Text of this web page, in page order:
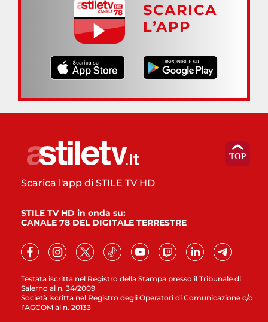
SCARICA
L’APP
Testata iscritta nel Registro della Stampa presso il Tribunale di
Salerno al n. 34/2009
Società iscritta nel Registro degli Operatori di Comunicazione c/o
l’AGCOM al n. 20133
Scarica l'app di STILE TV HD
STILE TV HD in onda su:
CANALE 78 DEL DIGITALE TERRESTRE